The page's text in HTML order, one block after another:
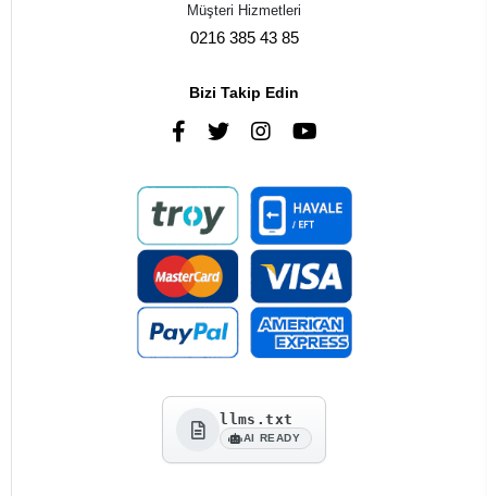
Müşteri Hizmetleri
0216 385 43 85
Bizi Takip Edin
llms.txt
AI READY